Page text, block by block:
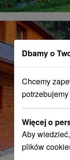
Dbamy o
Chcemy
Więcej o
Aby
plików